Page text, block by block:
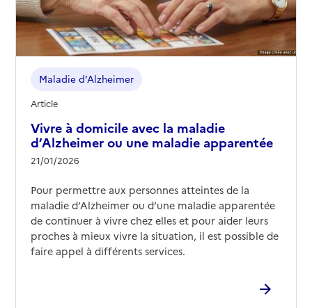
Vivre à domicile avec la maladie
d’Alzheimer ou une maladie apparentée
21/01/2026
Maladie d’Alzheimer
Article
Pour permettre aux personnes atteintes de la
maladie d’Alzheimer ou d’une maladie apparentée
de continuer à vivre chez elles et pour aider leurs
proches à mieux vivre la situation, il est possible de
faire appel à différents services.